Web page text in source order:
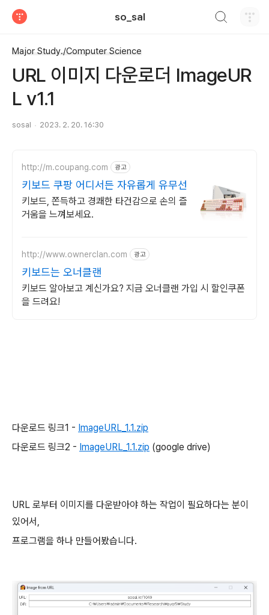
so_sal
Major Study./Computer Science
URL 이미지 다운로더 ImageUR
L v1.1
sosal 2023. 2. 20. 16:30
http://m.coupang.com 광고
키보드 쿠팡 어디서든 자유롭게 유무선
키보드, 쫀득하고 경쾌한 타건감으로 손의 즐
거움을 느껴보세요.
http://www.ownerclan.com 광고
키보드는 오너클랜
키보드 알아보고 계신가요? 지금 오너클랜 가입 시 할인쿠폰
을 드려요!
다운로드 링크1 - ImageURL_1.1.zip
다운로드 링크2 - ImageURL_1.1.zip (google drive)
URL 로부터 이미지를 다운받아야 하는 작업이 필요하다는 분이
있어서,
프로그램을 하나 만들어봤습니다.